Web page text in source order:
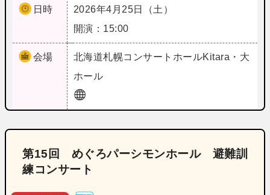
日時
2026年4月25日（土）
開演：15:00
会場 北海道札幌コンサートホールKitara・大
ホール
第15回 めぐろパーシモンホール 避難訓
練コンサート